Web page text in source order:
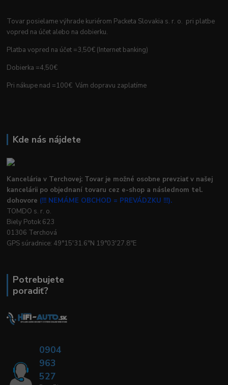
Tovar posielame výhrade kuriérom Packeta Slovakia s. r. o. pri platbe
vopred na účet alebo na dobierku.
Platba vopred na účet =3,50€ (Internet banking)
Dobierka =4,50€
Pri nákupe nad =100€ Vám dopravu zaplatíme
Kde nás nájdete
Kancelária v Terchovej: Tovar je možné osobne prevziať v našej
kancelárii po objednaní tovaru cez e-shop a následnom tel.
dohovore (!!! NEMÁME OBCHOD = PREVÁDZKU !!!).
TOMDO s. r. o.
Biely Potok 623
01306 Terchová
GPS súradnice: 49°15'31.6"N 19°03'27.8"E
Potrebujete
poradiť?
0904
963
527